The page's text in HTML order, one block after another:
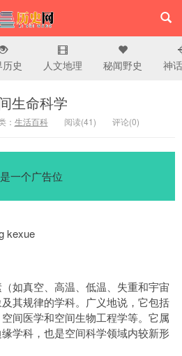
百科网
史 人文地理 秘闻野史 神
生命科学
： 生活百科 阅读(41) 评论(0)
一个广告位
kexue
如真空、高温、低温、失重和宇宙
其规律的学科。广义地说，它包括
间医学和空间生物工程学等。它属
学科，也是空间科学领域内较新形